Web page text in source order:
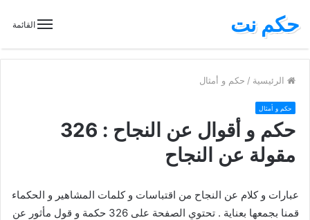
القائمة حكم نت
الرئيسية / حكم و أمثال
حكم و أمثال
حكم و أقوال عن النجاح : 326
مقولة عن النجاح
عبارات و كلام عن النجاح من اقتباسات و كلمات المشاهير و الحكماء
قمنا بجمعها بعناية . تحتوي الصفحة على 326 حكمة و قول مأثور عن